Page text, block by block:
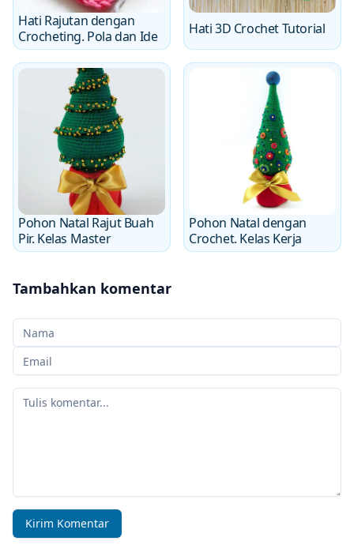
Hati Rajutan dengan
Crocheting. Pola dan Ide
Hati 3D Crochet Tutorial
Pohon Natal Rajut Buah
Pir. Kelas Master
Pohon Natal dengan
Crochet. Kelas Kerja
Tambahkan komentar
Nama Anda
Email Anda
Komentar Anda
Kirim Komentar